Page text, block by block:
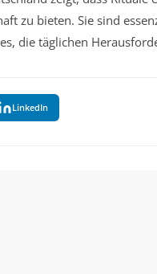
zu bieten. Sie sind
die täglichen
LinkedIn